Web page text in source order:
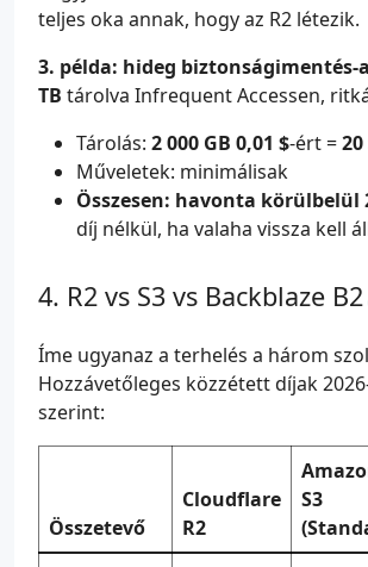
teljes oka annak, hogy az R2 létezik.
3. példa: hideg biztonságimentés-
TB tárolva Infrequent Accessen,
Tárolás: 2 000 GB 0,01 $-ért =20
Műveletek: minimálisak
Összesen: havonta körülbelül
díj nélkül, ha valaha vissza kell
R2 vs S3 vs Backblaze B2
Íme ugyanaz a terhelés a három
Hozzávetőleges közzétett díjak
szerint:
Összetevő
Cloudflare
R2
S3